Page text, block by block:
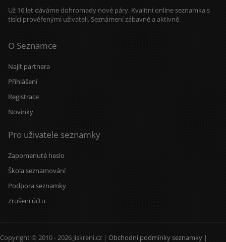
Už 16 let dáváme dohromady nové páry. Kvalitní online seznamka s
tisíci prověřenými uživateli. Seznámení zábavně a aktivně.
O Seznamce
Najít partnera
Přihlášení
Registrace
Novinky
Pro uživatele seznamky
Zapomenuté heslo
Škola seznamování
Podpora seznamky
Zrušení účtu
Copyright © 2010 - 2026 Jiskreni.cz | Obchodní podmínky seznamky |